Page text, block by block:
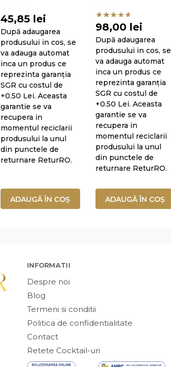
45,85 lei
După adaugarea
produsului in cos, se
va adauga automat
inca un produs ce
reprezinta garanția
SGR cu costul de
+0.50 Lei. Aceasta
garantie se va
recupera in
momentul reciclarii
produsului la unul
din punctele de
returnare ReturRO.
ADAUGĂ ÎN COȘ
98,00 lei
După adaugarea
produsului in cos, se
va adauga automat
inca un produs ce
reprezinta garanția
SGR cu costul de
+0.50 Lei. Aceasta
garantie se va
recupera in
momentul reciclarii
produsului la unul
din punctele de
returnare ReturRO.
ADAUGĂ ÎN COȘ
INFORMATII
Despre noi
Blog
Termeni si conditii
Politica de confidentialitate
Contact
Retete Cocktail-uri